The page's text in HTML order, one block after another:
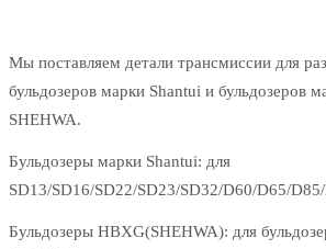
Мы поставляем детали трансмиссии для
бульдозеров марки Shantui и бульдозеров
SHEHWA.
Бульдозеры марки Shantui: для
SD13/SD16/SD22/SD23/SD32/D60/D65/
Бульдозеры HBXG(SHEHWA): для